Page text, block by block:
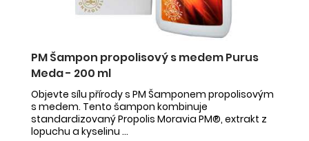
PM Šampon propolisový s medem Purus
Meda - 200 ml
Objevte sílu přírody s PM Šamponem propolisovým
s medem. Tento šampon kombinuje
standardizovaný Propolis Moravia PM®, extrakt z
lopuchu a kyselinu ...